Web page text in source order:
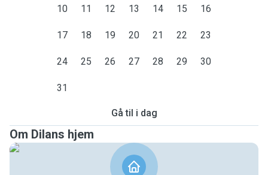
10 11 12 13 14 15 16
17 18 19 20 21 22 23
24 25 26 27 28 29 30
31
Gå til i dag
Om Dilans hjem